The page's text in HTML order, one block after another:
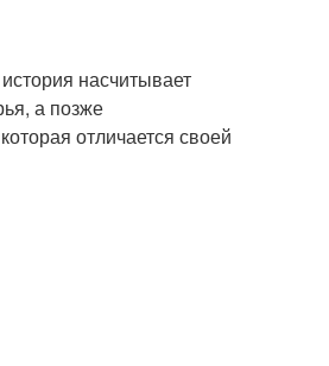
насчитывает
а позже
отличается своей